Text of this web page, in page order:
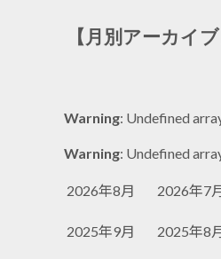
【月別アーカイブ
Warning: Undefined
Warning: Undefined
2026年8月 2026年7
2025年9月 2025年8